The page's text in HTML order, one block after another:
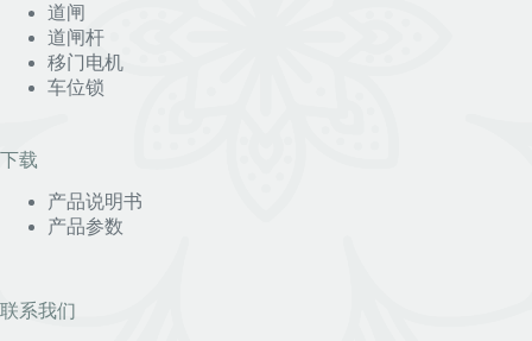
道闸
道闸杆
移门电机
车位锁
下载
产品说明书
产品参数
联系我们